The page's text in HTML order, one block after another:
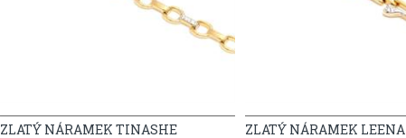
ZLATÝ NÁRAMEK TINASHE ZLATÝ NÁRAMEK LEENA